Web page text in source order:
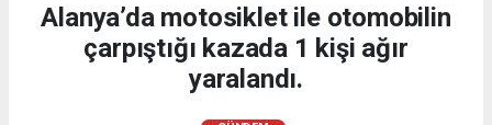
Alanya’da motosiklet ile otomobilin
çarpıştığı kazada 1 kişi ağır
yaralandı.